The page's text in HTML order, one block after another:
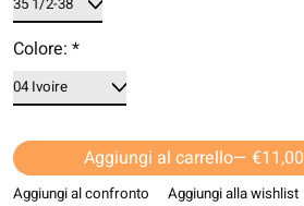
Colore: *
Aggiungi al carrello — €11,00
Aggiungi al confronto Aggiungi alla wishlist